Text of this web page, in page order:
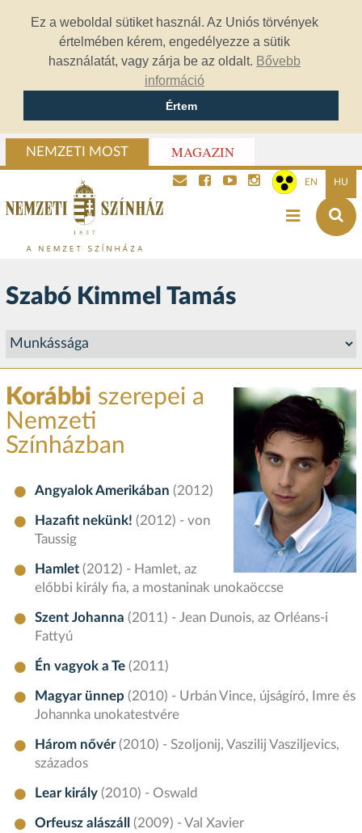
Ez a weboldal sütiket használ. Az Uniós törvények
értelmében kérem, engedélyezze a sütik
használatát, vagy zárja be az oldalt. Bővebb
információ
Értem
NEMZETI MOST MAGAZIN
EN HU
Szabó Kimmel Tamás
Korábbi szerepei a
Nemzeti
Színházban
Angyalok Amerikában (2012)
Hazafit nekünk! (2012) - von
Taussig
Hamlet(2012) - Hamlet, az
előbbi király fia, a mostaninak unokaöccse
Szent Johanna (2011) - Jean Dunois, az Orléans-i
Fattyú
Én vagyok a Te(2011)
Magyar ünnep (2010) - Urbán Vince, újságíró, Imre és
Johannka unokatestvére
Három nővér(2010) - Szoljonij, Vaszilij Vasziljevics,
százados
Lear király(2010) - Oswald
Orfeusz alászáll (2009) - Val Xavier